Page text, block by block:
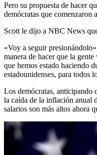
Pero su propuesta de hacer
demócratas que comenzaron
Scott le dijo a NBC News
«Voy a seguir
manera de hacer que la
que hemos estado haciendo
estadounidenses, para todos
Los demócratas, anticipando
la caída de la inflación anual
salarios son más altos ahora